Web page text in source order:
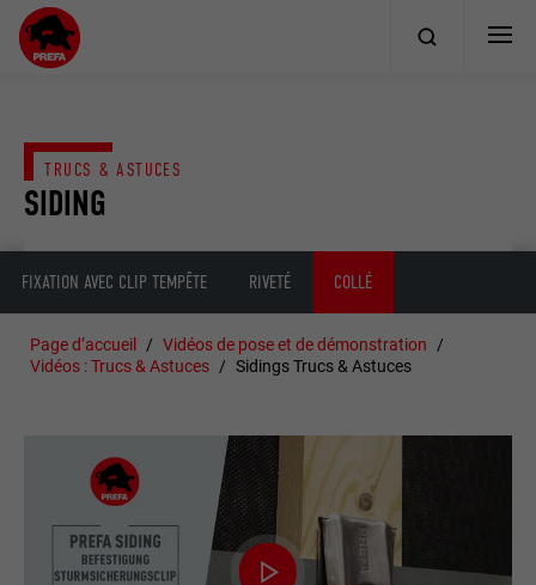
SIDING
TRUCS & ASTUCES
FIXATION AVEC CLIP TEMPÊTE RIVETÉ COLLÉ
Page d’accueil
Vidéos de pose et de démonstration
Vidéos : Trucs & Astuces
Sidings Trucs & Astuces